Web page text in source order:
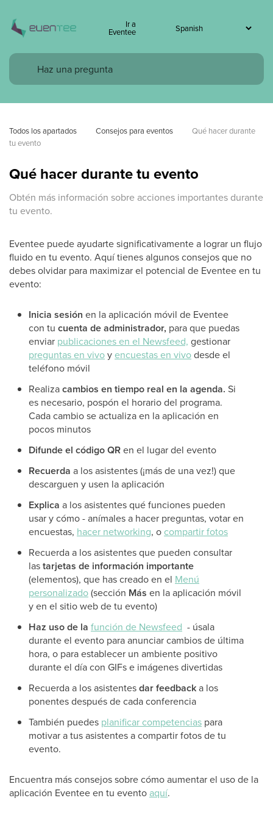
Ir a
Eventee
Todos los apartados Consejos para eventos
Qué hacer durante
tu evento
Qué hacer durante tu evento
Obtén más información sobre acciones importantes durante
tu evento.
Eventee puede ayudarte significativamente a lograr un flujo
fluido en tu evento. Aquí tienes algunos consejos que no
debes olvidar para maximizar el potencial de Eventee en tu
evento:
Inicia sesión en la aplicación móvil de Eventee
con tu cuenta de administrador, para que puedas
enviar publicaciones en el Newsfeed, gestionar
preguntas en vivoyencuestas en vivodesde el
teléfono móvil
Realizacambios en tiempo real en la agenda. Si
es necesario, pospón el horario del programa.
Cada cambio se actualiza en la aplicación en
pocos minutos
Difunde el código QRen el lugar del evento
Recuerda a los asistentes (¡más de una vez!) que
descarguen y usen la aplicación
Explica a los asistentes qué funciones pueden
usar y cómo - anímales a hacer preguntas, votar en
encuestas, hacer networking, o compartir fotos
Recuerda a los asistentes que pueden consultar
lastarjetas de información importante
(elementos), que has creado en el Menú
personalizado(sección Más en la aplicación móvil
yen el sitio web de tu evento)
Haz uso de la función de Newsfeed - úsala
durante el evento para anunciar cambios de última
hora, o para establecer un ambiente positivo
durante el día con GIFs e imágenes divertidas
Recuerda a los asistentesdar feedbacka los
ponentes después de cada conferencia
También puedes planificar competencias para
motivar a tus asistentes a compartir fotos de tu
evento.
Encuentra más consejos sobre cómo aumentar el uso de la
aplicación Eventee en tu eventoaquí.